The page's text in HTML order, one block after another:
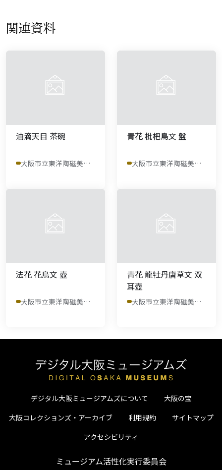
関連資料
油滴天目 茶碗
大阪市立東洋陶磁美術館
青花 枇杷鳥文 盤
大阪市立東洋陶磁美術館
法花 花鳥文 壺
大阪市立東洋陶磁美術館
青花 龍牡丹唐草文 双
耳壺
大阪市立東洋陶磁美術館
デジタル大阪ミュージアムズについて
大阪の宝
大阪コレクションズ・アーカイブ
利用規約
サイトマップ
アクセシビリティ
ミュージアム活性化実行委員会